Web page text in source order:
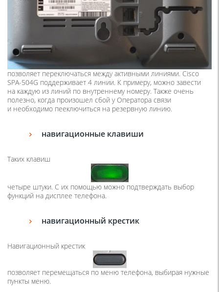
позволяет переключаться между активными линиями. Cisco
SPA-504G поддерживает 4 линии. К примеру, можно завести
на каждую из линий по внутреннему номеру. Также очень
полезно, когда произошел сбой у Оператора связи
и необходимо пееключиться на резервную линию.
навигационные клавиши
Таких клавиш
четыре штуки. С их помощью можно подтверждать выбор
функций на дисплее телефона.
навигационный крестик
Навигационный крестик
позволяет перемещаться по меню телефона, выбирая нужные
пункты меню.